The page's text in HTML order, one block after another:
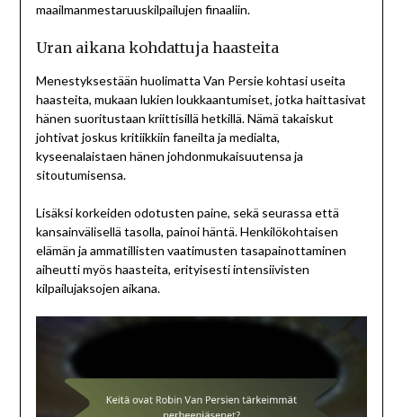
maailmanmestaruuskilpailujen finaaliin.
Uran aikana kohdattuja haasteita
Menestyksestään huolimatta Van Persie kohtasi useita
haasteita, mukaan lukien loukkaantumiset, jotka haittasivat
hänen suoritustaan kriittisillä hetkillä. Nämä takaiskut
johtivat joskus kritiikkiin faneilta ja medialta,
kyseenalaistaen hänen johdonmukaisuutensa ja
sitoutumisensa.
Lisäksi korkeiden odotusten paine, sekä seurassa että
kansainvälisellä tasolla, painoi häntä. Henkilökohtaisen
elämän ja ammatillisten vaatimusten tasapainottaminen
aiheutti myös haasteita, erityisesti intensiivisten
kilpailujaksojen aikana.